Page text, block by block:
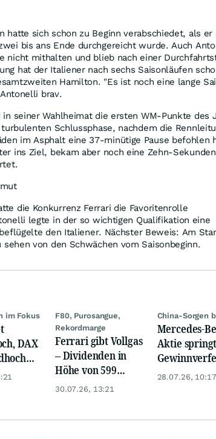
hatte sich schon zu Beginn verabschiedet, als er
bis ans Ende durchgereicht wurde. Auch
nicht mithalten und blieb nach einer
hat der Italiener nach sechs Saisonläufen
Hamilton. "Es ist noch eine lange
brav.
seiner Wahlheimat die ersten WM-Punkte des
Schlussphase, nachdem die
im Asphalt eine 37-minütige Pause befohlen
ins Ziel, bekam aber noch eine Zehn-
die Konkurrenz Ferrari die Favoritenrolle
legte in der so wichtigen Qualifikation eine
den Italiener. Nächster Beweis: Am
von den Schwächen vom Saisonbeginn.
im Fokus
DAX
F80, Purosangue,
Rekordmarge
Ferrari gibt Vollgas
– Dividenden in
Höhe von 599
Millionen Euro
30.07.26, 13:21
China-Sorgen
Mercedes-
Aktie
mehr als 5
28.07.26, 10:17